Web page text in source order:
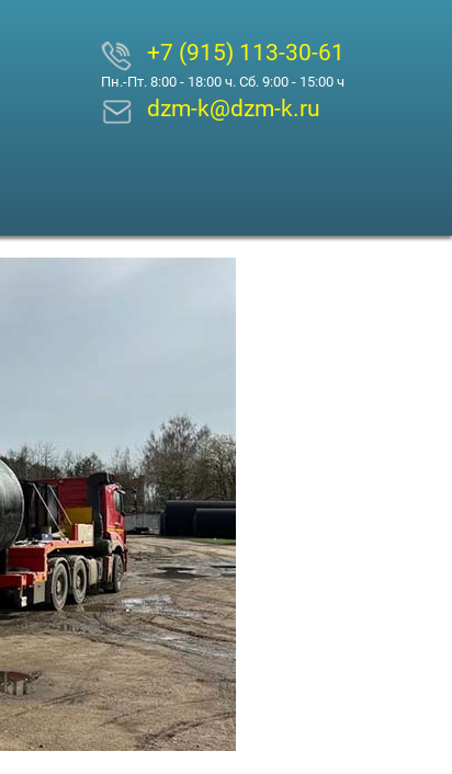
+7 (915) 113-30-61
Пн.-Пт. 8:00 - 18:00 ч. Сб. 9:00 - 15:00 ч
dzm-k@dzm-k.ru